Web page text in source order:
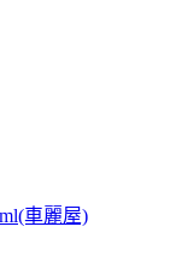
車麗屋)